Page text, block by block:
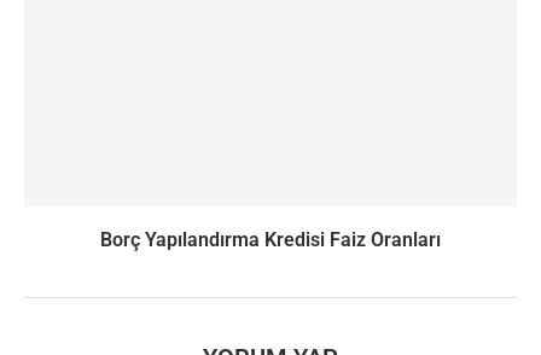
Borç Yapılandırma Kredisi Faiz Oranları